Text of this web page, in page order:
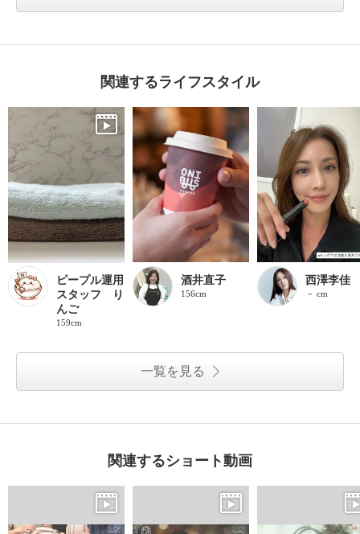
関連するライフスタイル
ピープル運用
スタッフ り
んご
159cm
酒井直子
156cm
西澤李佳
－ cm
一覧を見る
関連するショート動画